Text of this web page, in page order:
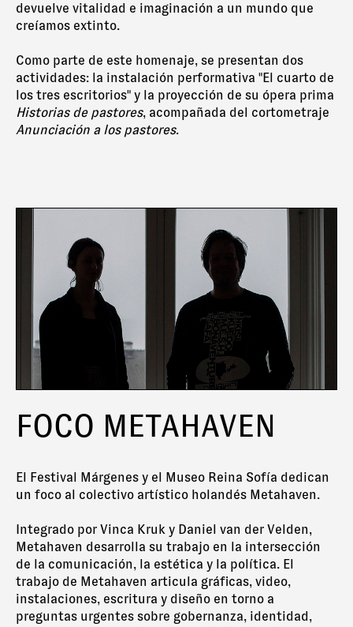
devuelve vitalidad e imaginación a un mundo que
creíamos extinto.
Como parte de este homenaje, se presentan dos
actividades: la instalación performativa "El cuarto de
los tres escritorios" y la proyección de su ópera prima
Historias de pastores, acompañada del cortometraje
Anunciación a los pastores.
FOCO METAHAVEN
El Festival Márgenes y el Museo Reina Sofía dedican
un foco al colectivo artístico holandés Metahaven.
Integrado por Vinca Kruk y Daniel van der Velden,
Metahaven desarrolla su trabajo en la intersección
de la comunicación, la estética y la política. El
trabajo de Metahaven articula gráficas, video,
instalaciones, escritura y diseño en torno a
preguntas urgentes sobre gobernanza, identidad,